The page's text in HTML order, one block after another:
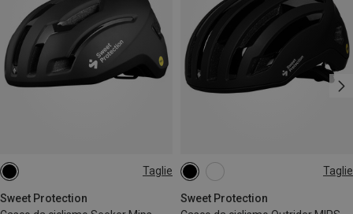
Taglie
Sweet Protection
48-53CM Taglie
Sweet Protection
52-54CM
58-61CM